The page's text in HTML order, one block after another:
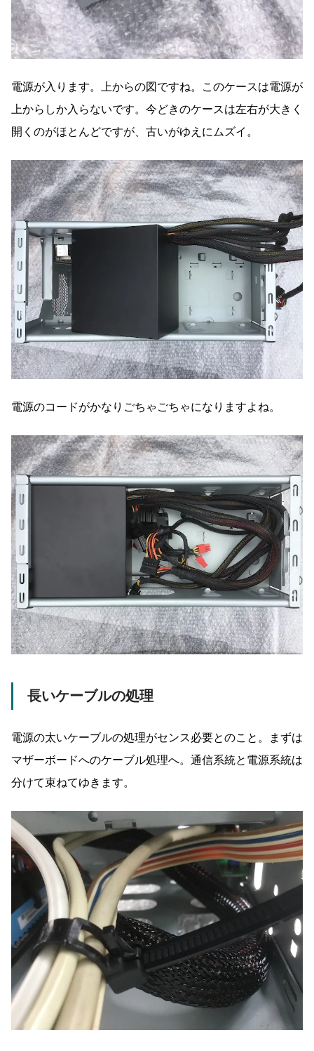
電源が入ります。上からの図ですね。このケースは電源が
上からしか入らないです。今どきのケースは左右が大きく
開くのがほとんどですが、古いがゆえにムズイ。
電源のコードがかなりごちゃごちゃになりますよね。
長いケーブルの処理
電源の太いケーブルの処理がセンス必要とのこと。まずは
マザーボードへのケーブル処理へ。通信系統と電源系統は
分けて束ねてゆきます。